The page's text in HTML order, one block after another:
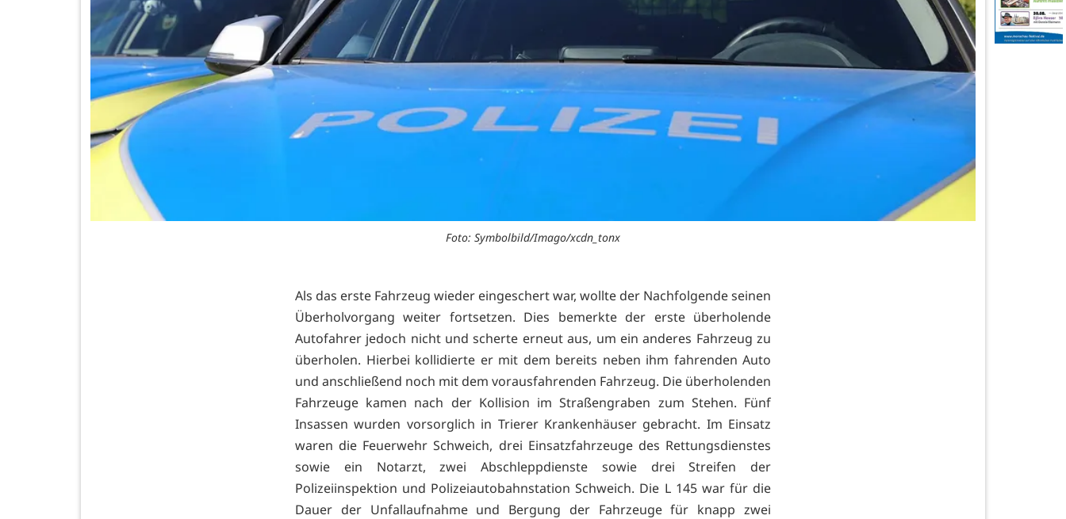
Foto: Symbolbild/Imago/xcdn_tonx
Als das erste Fahrzeug wieder eingeschert war, wollte der Nachfolgende seinen
Überholvorgang weiter fortsetzen. Dies bemerkte der erste überholende
Autofahrer jedoch nicht und scherte erneut aus, um ein anderes Fahrzeug zu
überholen. Hierbei kollidierte er mit dem bereits neben ihm fahrenden Auto
und anschließend noch mit dem vorausfahrenden Fahrzeug. Die überholenden
Fahrzeuge kamen nach der Kollision im Straßengraben zum Stehen. Fünf
Insassen wurden vorsorglich in Trierer Krankenhäuser gebracht. Im Einsatz
waren die Feuerwehr Schweich, drei Einsatzfahrzeuge des Rettungsdienstes
sowie ein Notarzt, zwei Abschleppdienste sowie drei Streifen der
Polizeiinspektion und Polizeiautobahnstation Schweich. Die L 145 war für die
Dauer der Unfallaufnahme und Bergung der Fahrzeuge für knapp zwei